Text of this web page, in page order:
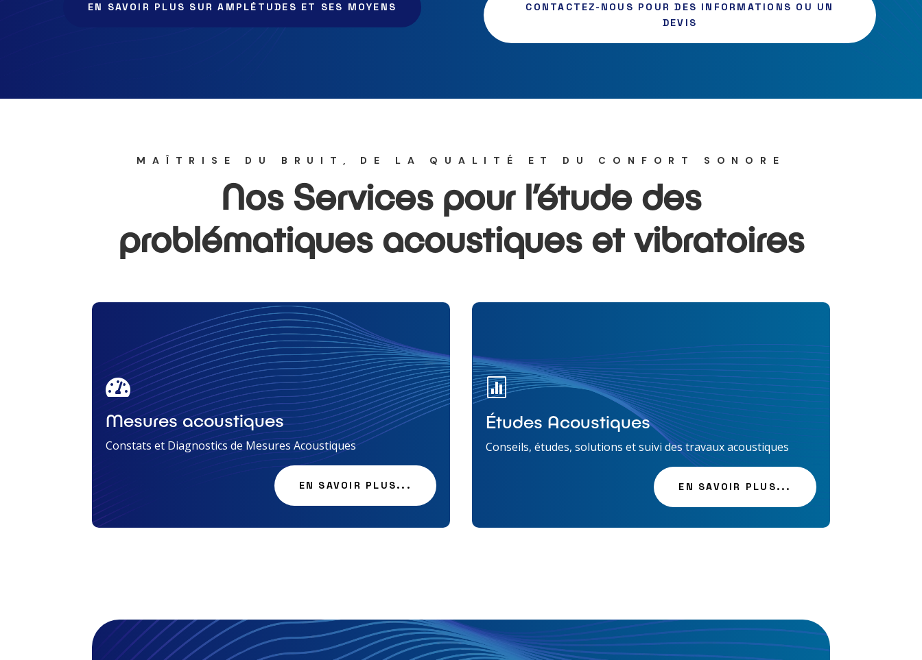
EN SAVOIR PLUS SUR AMPLÉTUDES ET SES MOYENS
CONTACTEZ-NOUS POUR DES INFORMATIONS OU UN
DEVIS
MAÎTRISE DU BRUIT, DE LA QUALITÉ ET DU CONFORT SONORE
Nos Services pour l’étude des
problématiques acoustiques et vibratoires

Mesures acoustiques
Constats et Diagnostics de Mesures Acoustiques
EN SAVOIR PLUS...

Études Acoustiques
Conseils, études, solutions et suivi des travaux acoustiques
EN SAVOIR PLUS...